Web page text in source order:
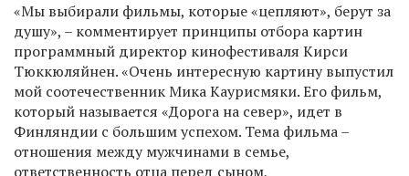
«Мы выбирали фильмы, которые «цепляют», берут за
душу», – комментирует принципы отбора картин
программный директор кинофестиваля Кирси
Тюккюляйнен. «Очень интересную картину выпустил
мой соотечественник Мика Каурисмяки. Его фильм,
который называется «Дорога на север», идет в
Финляндии с большим успехом. Тема фильма –
отношения между мужчинами в семье,
ответственность отца перед сыном,